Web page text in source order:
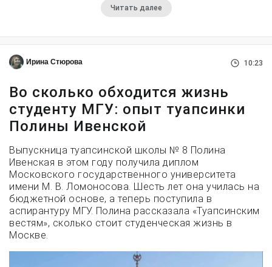
Читать далее
Ирина Стюрова 10:23
Во сколько обходится жизнь
студенту МГУ: опыт туапсинки
Полины Ивенской
Выпускница туапсинской школы № 8 Полина
Ивенская в этом году получила диплом
Московского государственного университета
имени М. В. Ломоносова. Шесть лет она училась на
бюджетной основе, а теперь поступила в
аспирантуру МГУ. Полина рассказала «Туапсинским
вестям», сколько стоит студенческая жизнь в
Москве.